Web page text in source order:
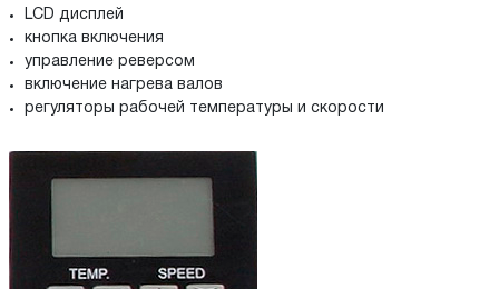
LCD дисплей
кнопка включения
управление реверсом
включение нагрева валов
регуляторы рабочей температуры и скорости